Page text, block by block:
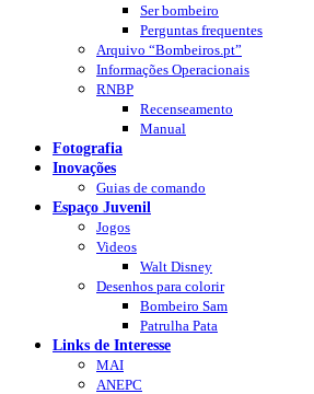
Ser bombeiro
Perguntas frequentes
Arquivo “Bombeiros.pt”
Informações Operacionais
RNBP
Recenseamento
Manual
Fotografia
Inovações
Guias de comando
Espaço Juvenil
Jogos
Videos
Walt Disney
Desenhos para colorir
Bombeiro Sam
Patrulha Pata
Links de Interesse
MAI
ANEPC